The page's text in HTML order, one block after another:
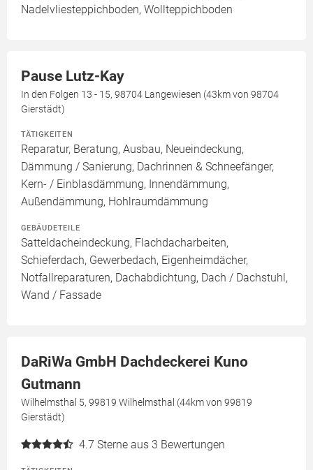
Nadelvliesteppichboden, Wollteppichboden
Pause Lutz-Kay
In den Folgen 13 - 15, 98704 Langewiesen (43km von 98704
Gierstädt)
TÄTIGKEITEN
Reparatur, Beratung, Ausbau, Neueindeckung,
Dämmung / Sanierung, Dachrinnen & Schneefänger,
Kern- / Einblasdämmung, Innendämmung,
Außendämmung, Hohlraumdämmung
GEBÄUDETEILE
Satteldacheindeckung, Flachdacharbeiten,
Schieferdach, Gewerbedach, Eigenheimdächer,
Notfallreparaturen, Dachabdichtung, Dach / Dachstuhl,
Wand / Fassade
DaRiWa GmbH Dachdeckerei Kuno
Gutmann
Wilhelmsthal 5, 99819 Wilhelmsthal (44km von 99819
Gierstädt)
4.7 Sterne aus 3 Bewertungen